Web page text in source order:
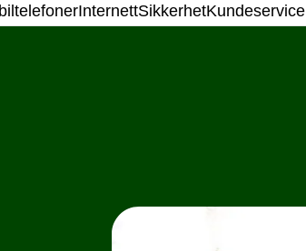
InternettSikkerhetKundeservice